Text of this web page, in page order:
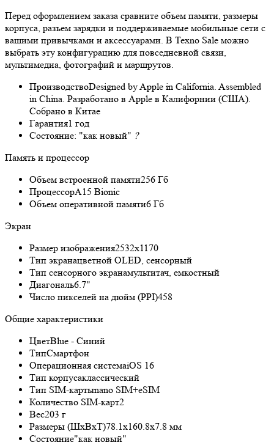
Перед оформлением заказа сравните объем памяти, размеры
корпуса, разъем зарядки и поддерживаемые мобильные сети с
вашими привычками и аксессуарами. В Texno Sale можно
выбрать эту конфигурацию для повседневной связи,
мультимедиа, фотографий и маршрутов.
ПроизводствоDesigned by Apple in California. Assembled
in China. Разработано в Apple в Калифорнии (США).
Собрано в Китае
Гарантия1 год
Состояние: "как новый" ?
Память и процессор
Объем встроенной памяти256 Гб
ПроцессорA15 Bionic
Объем оперативной памяти6 Гб
Экран
Размер изображения2532x1170
Тип экранацветной OLED, сенсорный
Тип сенсорного экранамультитач, емкостный
Диагональ6.7"
Число пикселей на дюйм (PPI)458
Общие характеристики
ЦветBlue - Синий
ТипСмартфон
Операционная системаiOS 16
Тип корпусаклассический
Тип SIM-картыnano SIM+eSIM
Количество SIM-карт2
Вес203 г
Размеры (ШxВxТ)78.1x160.8x7.8 мм
Состояние"как новый"